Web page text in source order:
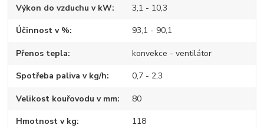
Výkon do vzduchu v kW 3,1 - 10,3
Účinnost v % 93,1 - 90,1
Přenos tepla konvekce - ventilátor
Spotřeba paliva v kg/h 0,7 - 2,3
Velikost kouřovodu v mm 80
Hmotnost v kg 118